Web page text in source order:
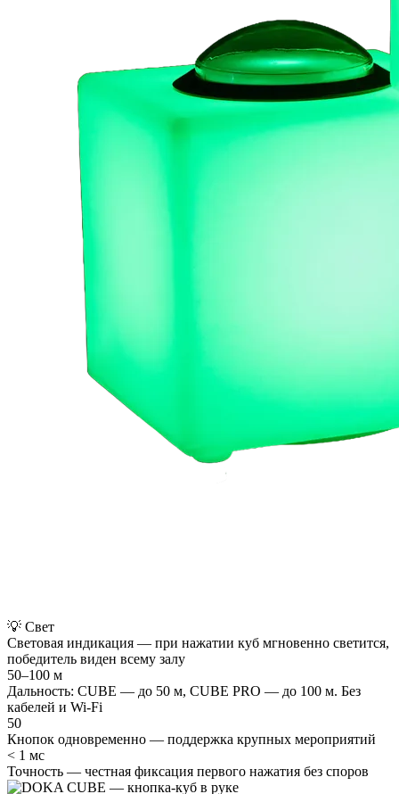
💡 Свет
Световая индикация — при нажатии куб мгновенно светится,
победитель виден всему залу
50–100 м
Дальность: CUBE — до 50 м, CUBE PRO — до 100 м. Без
кабелей и Wi-Fi
50
Кнопок одновременно — поддержка крупных мероприятий
< 1 мс
Точность — честная фиксация первого нажатия без споров